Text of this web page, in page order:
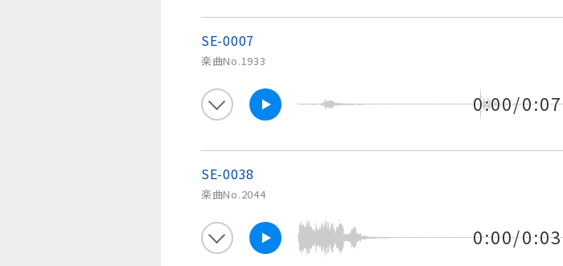
SE-0007
楽曲No.1933
0:00/0:07
SE-0038
楽曲No.2044
0:00/0:03